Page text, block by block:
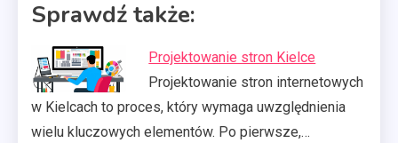
Sprawdź także:
Projektowanie stron Kielce
Projektowanie stron internetowych
w Kielcach to proces, który wymaga uwzględnienia
wielu kluczowych elementów. Po pierwsze,…